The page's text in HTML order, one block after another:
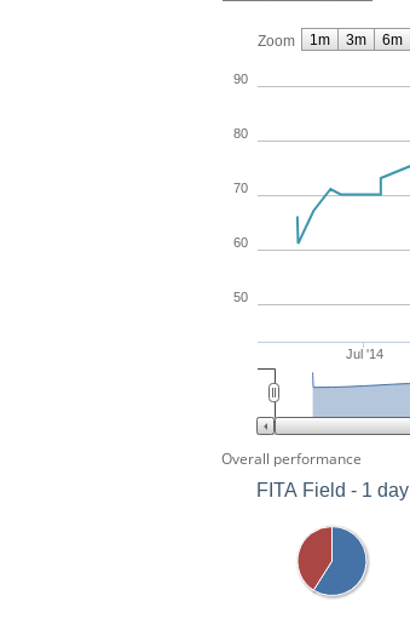
Zoom
Jul '14
50
60
70
80
90
1m 3m 6m
Overall performance
FITA Field - 1 day